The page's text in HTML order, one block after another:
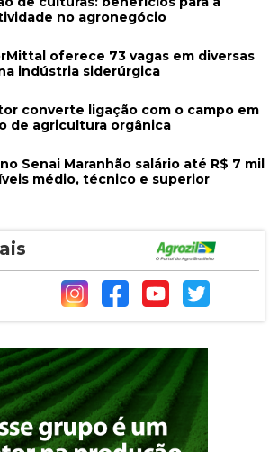
no agronegócio
oferece 73 vagas em diversas
indústria siderúrgica
converte ligação com o campo em
de agricultura orgânica
Senai Maranhão salário até R$ 7 mil
médio, técnico e superior